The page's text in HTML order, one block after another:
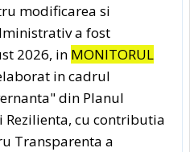
modificarea si
a fost
2026, in MONITORUL
in cadrul
din Planul
Rezilienta, cu contributia
Transparenta a